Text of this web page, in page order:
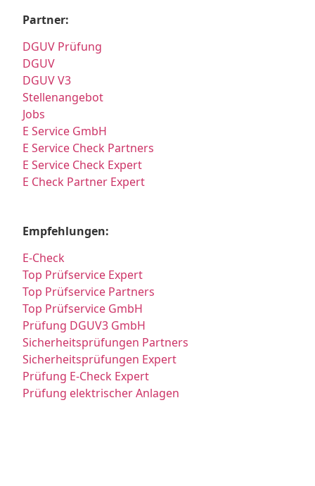
Partner:
DGUV Prüfung
DGUV
DGUV V3
Stellenangebot
Jobs
E Service GmbH
E Service Check Partners
E Service Check Expert
E Check Partner Expert
Empfehlungen:
E-Check
Top Prüfservice Expert
Top Prüfservice Partners
Top Prüfservice GmbH
Prüfung DGUV3 GmbH
Sicherheitsprüfungen Partners
Sicherheitsprüfungen Expert
Prüfung E-Check Expert
Prüfung elektrischer Anlagen